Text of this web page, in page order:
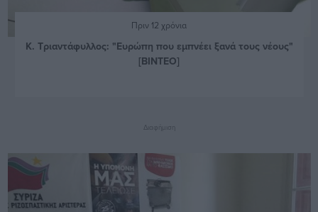
Πριν 12 χρόνια
Κ. Τριαντάφυλλος: "Ευρώπη που εμπνέει ξανά τους νέους"
[ΒΙΝΤΕΟ]
Διαφήμιση